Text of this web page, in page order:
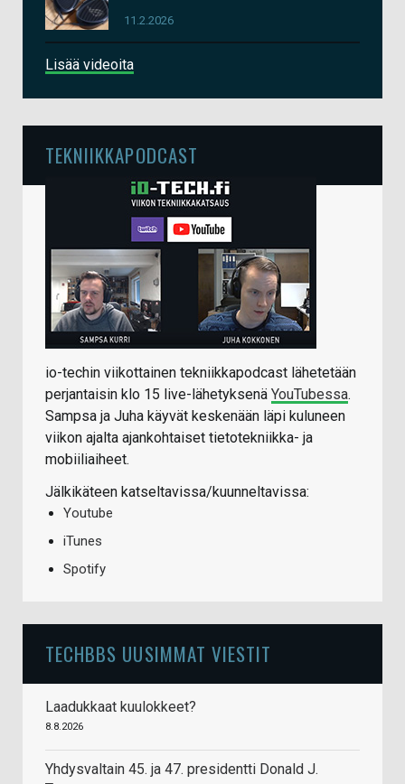
11.2.2026
Lisää videoita
TEKNIIKKAPODCAST
io-techin viikottainen tekniikkapodcast lähetetään
perjantaisin klo 15 live-lähetyksenä YouTubessa.
Sampsa ja Juha käyvät keskenään läpi kuluneen
viikon ajalta ajankohtaiset tietotekniikka- ja
mobiiliaiheet.
Jälkikäteen katseltavissa/kuunneltavissa:
Youtube
iTunes
Spotify
TECHBBS UUSIMMAT VIESTIT
Laadukkaat kuulokkeet?
8.8.2026
Yhdysvaltain 45. ja 47. presidentti Donald J.